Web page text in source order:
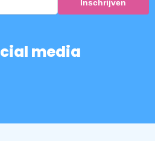
media